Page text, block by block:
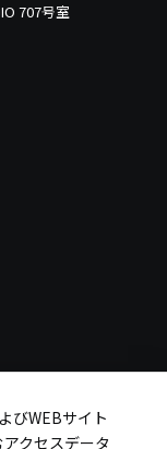
707号室
びWEBサイト
クセスデータ